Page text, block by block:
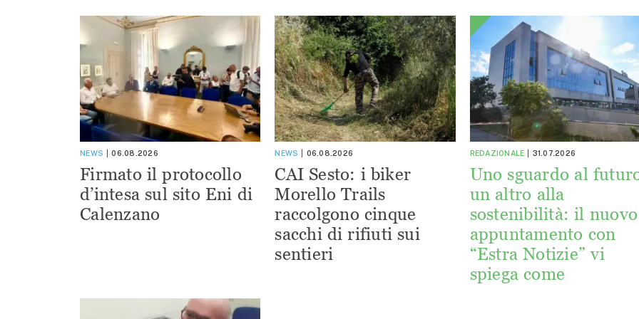
NEWS 06.08.2026
Firmato il protocollo
d’intesa sul sito Eni di
Calenzano
NEWS 06.08.2026
CAI Sesto: i biker
Morello Trails
raccolgono cinque
sacchi di rifiuti sui
sentieri
REDAZIONALE 31.07.2026
Uno sguardo al
un altro alla
sostenibilità: il nuovo
appuntamento con
“Estra Notizie” vi
spiega come